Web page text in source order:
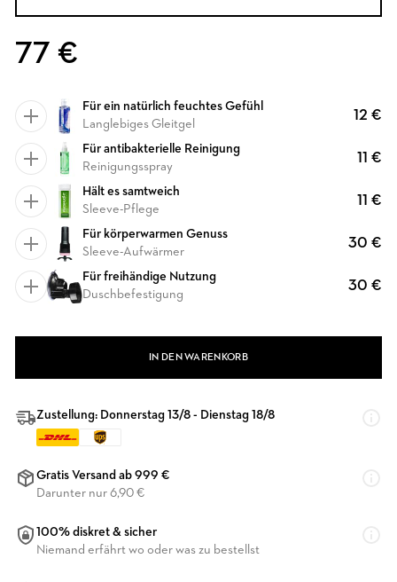
77 €
Für ein natürlich feuchtes Gefühl
Langlebiges Gleitgel
12 €
Für antibakterielle Reinigung
Reinigungsspray
11 €
Hält es samtweich
Sleeve-Pflege
11 €
Für körperwarmen Genuss
Sleeve-Aufwärmer
30 €
Für freihändige Nutzung
Duschbefestigung
30 €
IN DEN WARENKORB
Zustellung: Donnerstag 13/8 - Dienstag 18/8
Gratis Versand ab 999 €
Darunter nur 6,90 €
100% diskret & sicher
Niemand erfährt wo oder was zu bestellst